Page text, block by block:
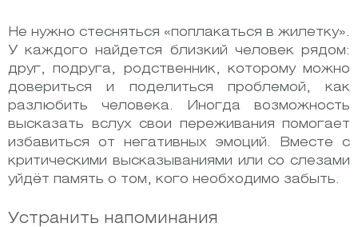
Не нужно стесняться «поплакаться в жилетку».
У каждого найдется близкий человек рядом:
друг, подруга, родственник, которому можно
довериться и поделиться проблемой, как
разлюбить человека. Иногда возможность
высказать вслух свои переживания помогает
избавиться от негативных эмоций. Вместе с
критическими высказываниями или со слезами
уйдёт память о том, кого необходимо забыть.
Устранить напоминания